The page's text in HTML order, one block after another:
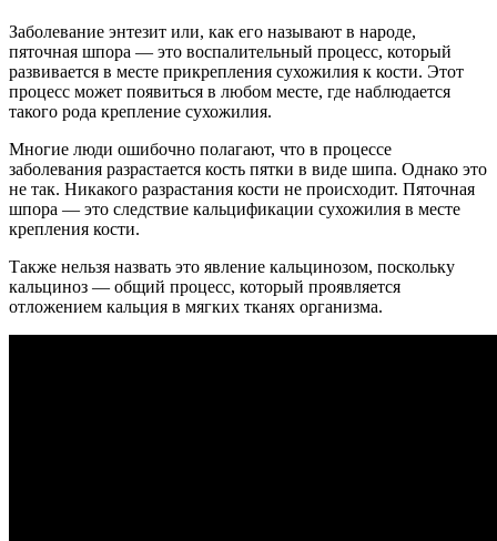
Заболевание энтезит или, как его называют в народе,
пяточная шпора — это воспалительный процесс, который
развивается в месте прикрепления сухожилия к кости. Этот
процесс может появиться в любом месте, где наблюдается
такого рода крепление сухожилия.
Многие люди ошибочно полагают, что в процессе
заболевания разрастается кость пятки в виде шипа. Однако это
не так. Никакого разрастания кости не происходит. Пяточная
шпора — это следствие кальцификации сухожилия в месте
крепления кости.
Также нельзя назвать это явление кальцинозом, поскольку
кальциноз — общий процесс, который проявляется
отложением кальция в мягких тканях организма.